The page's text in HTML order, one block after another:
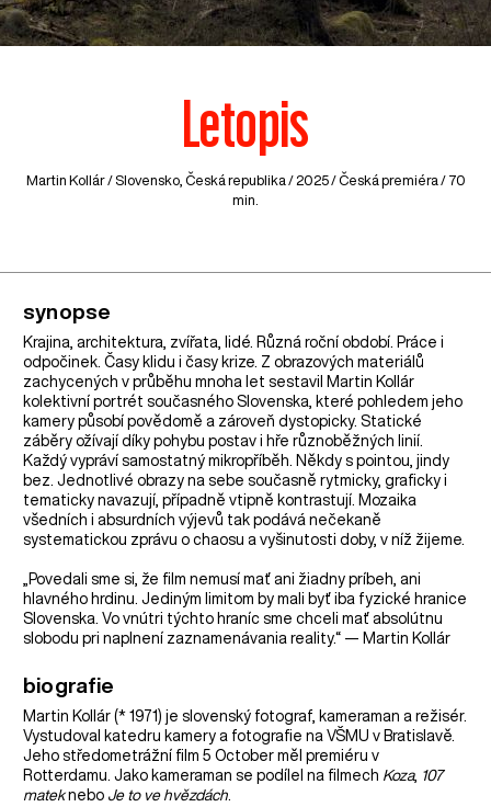
Letopis
Martin Kollár / Slovensko, Česká republika / 2025 / Česká premiéra / 70
min.
synopse
Krajina, architektura, zvířata, lidé. Různá roční období. Práce i
odpočinek. Časy klidu i časy krize. Z obrazových materiálů
zachycených v průběhu mnoha let sestavil Martin Kollár
kolektivní portrét současného Slovenska, které pohledem jeho
kamery působí povědomě a zároveň dystopicky. Statické
záběry ožívají díky pohybu postav i hře různoběžných linií.
Každý vypráví samostatný mikropříběh. Někdy s pointou, jindy
bez. Jednotlivé obrazy na sebe současně rytmicky, graficky i
tematicky navazují, případně vtipně kontrastují. Mozaika
všedních i absurdních výjevů tak podává nečekaně
systematickou zprávu o chaosu a vyšinutosti doby, v níž žijeme.
„Povedali sme si, že film nemusí mať ani žiadny príbeh, ani
hlavného hrdinu. Jediným limitom by mali byť iba fyzické hranice
Slovenska. Vo vnútri týchto hraníc sme chceli mať absolútnu
slobodu pri naplnení zaznamenávania reality.“ — Martin Kollár
biografie
Martin Kollár (* 1971) je slovenský fotograf, kameraman a režisér.
Vystudoval katedru kamery a fotografie na VŠMU v Bratislavě.
Jeho středometrážní film 5 October měl premiéru v
Rotterdamu. Jako kameraman se podílel na filmech Koza, 107
mateknebo Je to ve hvězdách